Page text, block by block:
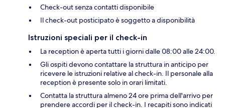
Check-out senza contatti disponibile
Il check-out posticipato è soggetto a disponibilità
Istruzioni speciali per il check-in
La reception è aperta tutti i giorni dalle 08:00 alle 24:00.
Gli ospiti devono contattare la struttura in anticipo per
ricevere le istruzioni relative al check-in. Il personale alla
reception è presente solo in orari limitati.
Contatta la struttura almeno 24 ore prima dell'arrivo per
prendere accordi per il check-in. I recapiti sono indicati